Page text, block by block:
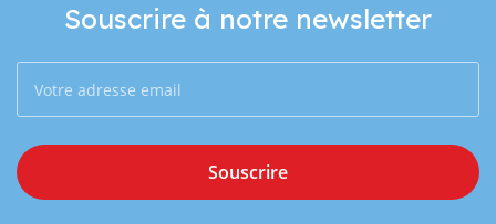
Souscrire à notre newsletter
Souscrire